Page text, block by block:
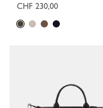
CHF 230,00